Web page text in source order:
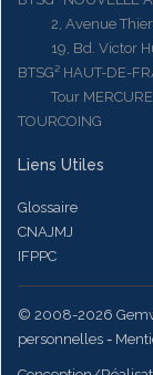
2, Avenue Thiers
19, Bd. Victor
BTSG² HAUT-DE-
Tour MERCURE
TOURCOING
Liens Utiles
Glossaire
CNAJMJ
IFPPC
© 2008-2026
personnelles -